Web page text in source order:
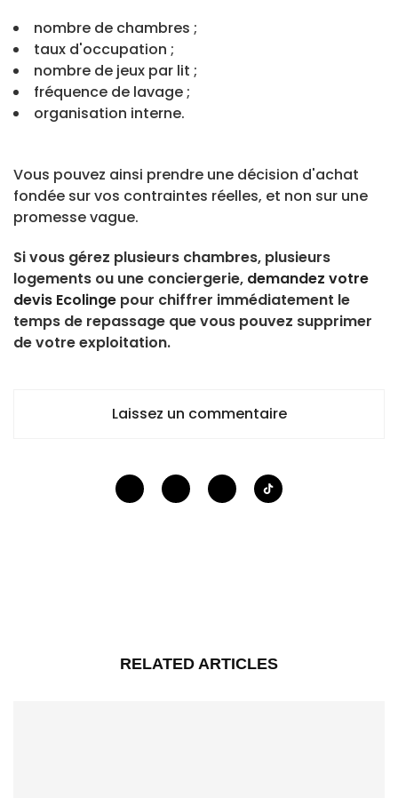
nombre de chambres ;
taux d'occupation ;
nombre de jeux par lit ;
fréquence de lavage ;
organisation interne.
Vous pouvez ainsi prendre une décision d'achat
fondée sur vos contraintes réelles, et non sur une
promesse vague.
Si vous gérez plusieurs chambres, plusieurs
logements ou une conciergerie, demandez votre
devis Ecolinge pour chiffrer immédiatement le
temps de repassage que vous pouvez supprimer
de votre exploitation.
Laissez un commentaire
RELATED ARTICLES